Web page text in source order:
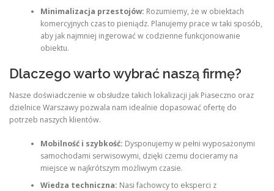
Minimalizacja przestojów: Rozumiemy, że w obiektach
komercyjnych czas to pieniądz. Planujemy prace w taki sposób,
aby jak najmniej ingerować w codzienne funkcjonowanie
obiektu.
Dlaczego warto wybrać naszą firmę?
Nasze doświadczenie w obsłudze takich lokalizacji jak Piaseczno oraz
dzielnice Warszawy pozwala nam idealnie dopasować ofertę do
potrzeb naszych klientów.
Mobilność i szybkość: Dysponujemy w pełni wyposażonymi
samochodami serwisowymi, dzięki czemu docieramy na
miejsce w najkrótszym możliwym czasie.
Wiedza techniczna: Nasi fachowcy to eksperci z